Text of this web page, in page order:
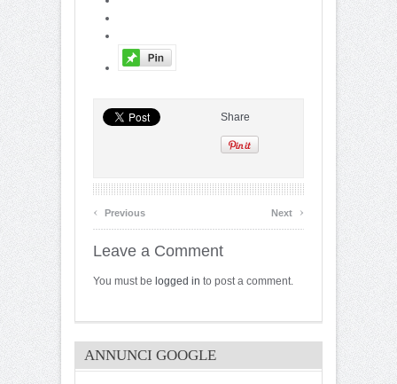
Share
‹ Previous Next ›
Leave a Comment
You must be logged in to post a comment.
ANNUNCI GOOGLE